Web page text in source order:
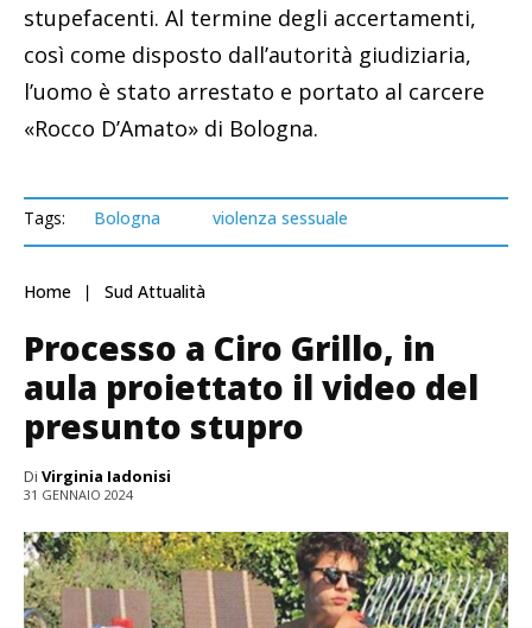
stupefacenti. Al termine degli accertamenti,
così come disposto dall’autorità giudiziaria,
l’uomo è stato arrestato e portato al carcere
«Rocco D’Amato» di Bologna.
Tags: Bologna violenza sessuale
Home Sud Attualità
Processo a Ciro Grillo, in
aula proiettato il video del
presunto stupro
Di Virginia Iadonisi
31 GENNAIO 2024